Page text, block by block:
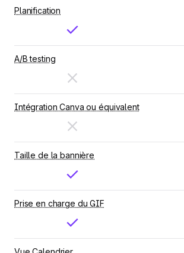
Planification
A/B testing
Intégration Canva ou équivalent
Taille de la bannière
Prise en charge du GIF